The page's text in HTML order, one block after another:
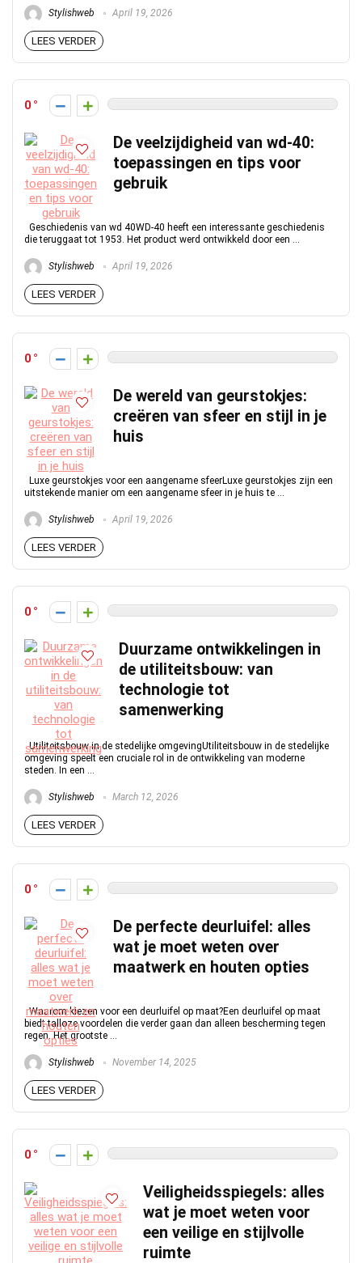
Stylishweb April 19, 2026
LEES VERDER
0
De veelzijdigheid van wd-40:
toepassingen en tips voor
gebruik
Geschiedenis van wd 40WD-40 heeft een interessante geschiedenis
die teruggaat tot 1953. Het product werd ontwikkeld door een ...
Stylishweb April 19, 2026
LEES VERDER
0
De wereld van geurstokjes:
creëren van sfeer en stijl in je
huis
Luxe geurstokjes voor een aangename sfeerLuxe geurstokjes zijn een
uitstekende manier om een aangename sfeer in je huis te ...
Stylishweb April 19, 2026
LEES VERDER
0
Duurzame ontwikkelingen in
de utiliteitsbouw: van
technologie tot
samenwerking
Utiliteitsbouw in de stedelijke omgevingUtiliteitsbouw in de stedelijke
omgeving speelt een cruciale rol in de ontwikkeling van moderne
steden. In een ...
Stylishweb March 12, 2026
LEES VERDER
0
De perfecte deurluifel: alles
wat je moet weten over
maatwerk en houten opties
Waarom kiezen voor een deurluifel op maat?Een deurluifel op maat
biedt talloze voordelen die verder gaan dan alleen bescherming tegen
regen. Het grootste ...
Stylishweb November 14, 2025
LEES VERDER
0
Veiligheidsspiegels: alles
wat je moet weten voor
een veilige en stijlvolle
ruimte